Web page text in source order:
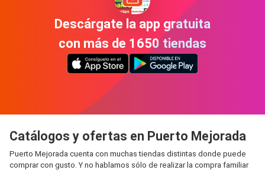
Descárgate la app gratuita
con más de 1650 tiendas
Catálogos y ofertas en Puerto Mejorada
Puerto Mejorada cuenta con muchas tiendas distintas donde puede
comprar con gusto. Y no hablamos sólo de realizar la compra familiar